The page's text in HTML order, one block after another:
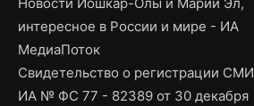
интересное в России и мире - ИА
МедиаПоток
Свидетельство о регистрации СМИ
ИА № ФС 77 - 82389 от 30 декабря